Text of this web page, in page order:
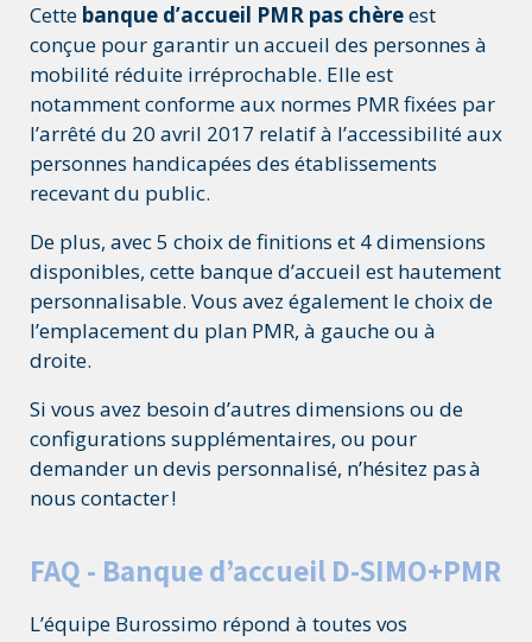
Cette banque d’accueil PMR pas chèreest
conçue pour garantir un accueil des personnes à
mobilité réduite irréprochable. Elle est
notamment conforme aux normes PMR fixées par
l’arrêté du 20 avril 2017 relatif à l’accessibilité aux
personnes handicapées des établissements
recevant du public.
De plus, avec 5 choix de finitions et 4 dimensions
disponibles, cette banque d’accueil est hautement
personnalisable. Vous avez également le choix de
l’emplacement du plan PMR, à gauche ou à
droite.
Si vous avez besoin d’autres dimensions ou de
configurations supplémentaires, ou pour
demander un devis personnalisé, n’hésitez pas à
nous contacter !
FAQ - Banque d’accueil D-SIMO+PMR
L’équipe Burossimo répond à toutes vos